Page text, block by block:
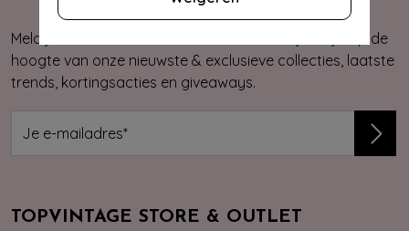
Meld je aan voor onze nieuwsbrief. Zo ben je altijd op de
hoogte van onze nieuwste & exclusieve collecties, laatste
trends, kortingsacties en giveaways.
TOPVINTAGE STORE & OUTLET